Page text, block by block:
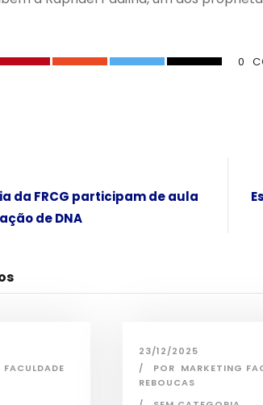
0
da FRCG participam de aula
de DNA
23/12/2025
POR MARKETING
REBOUCAS